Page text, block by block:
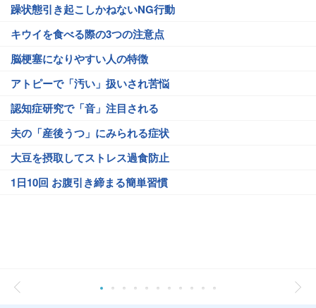
躁状態引き起こしかねないNG行動
キウイを食べる際の3つの注意点
脳梗塞になりやすい人の特徴
アトピーで「汚い」扱いされ苦悩
認知症研究で「音」注目される
夫の「産後うつ」にみられる症状
大豆を摂取してストレス過食防止
1日10回 お腹引き締まる簡単習慣